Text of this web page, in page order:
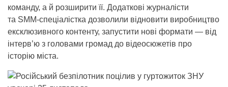
команду, а й розширити її. Додаткові журналісти
та SMM-спеціалістка дозволили відновити виробництво
ексклюзивного контенту, запустити нові формати — від
інтерв’ю з головами громад до відеосюжетів про
історію міста.